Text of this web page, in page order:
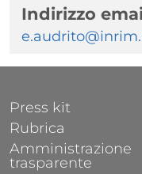
Indirizzo
FOOTER 1
Press kit
Rubrica
Amministrazione
trasparente